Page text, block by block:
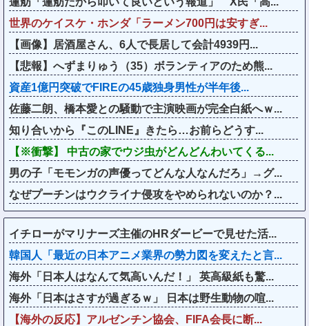
世界のケイスケ・ホンダ「ラーメン700円は安すぎ...
【画像】居酒屋さん、6人で長居して会計4939円...
【悲報】へずまりゅう（35）ボランティアのため熊...
資産1億円突破でFIREの45歳独身男性が半年後...
佐藤二朗、橋本愛との騒動で主演映画が完全白紙へｗ...
知り合いから『このLINE』きたら…お前らどうす...
【※衝撃】 中古の家でウジ虫がどんどんわいてくる...
男の子「モモンガの声優ってどんな人なんだろ」→グ...
なぜプーチンはウクライナ侵攻をやめられないのか？...
イチローがマリナーズ主催のHRダービーで見せた活...
韓国人「最近の日本アニメ業界の勢力図を変えたと言...
海外「日本人はなんて気高いんだ！」 英高級紙も驚...
海外「日本はさすが過ぎるｗ」 日本は野生動物の喧...
【海外の反応】アルゼンチン協会、FIFA会長に断...